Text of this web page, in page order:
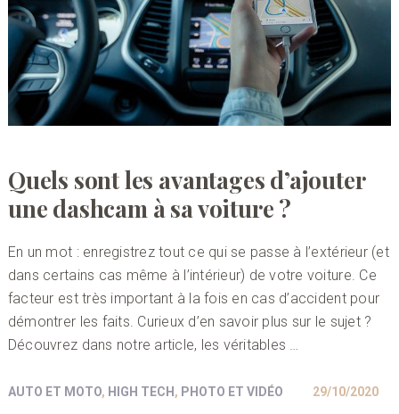
Quels sont les avantages d’ajouter
une dashcam à sa voiture ?
En un mot : enregistrez tout ce qui se passe à l’extérieur (et
dans certains cas même à l’intérieur) de votre voiture. Ce
facteur est très important à la fois en cas d’accident pour
démontrer les faits. Curieux d’en savoir plus sur le sujet ?
Découvrez dans notre article, les véritables …
AUTO ET MOTO, HIGH TECH , PHOTO ET VIDÉO 29/10/2020